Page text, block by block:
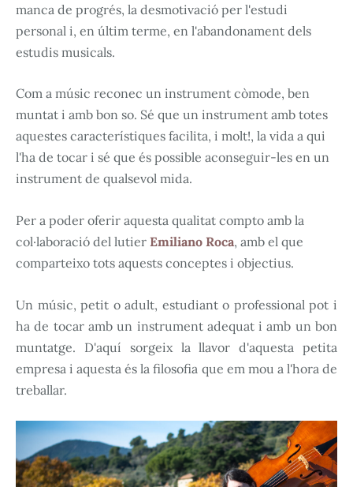
manca de progrés, la desmotivació per l'estudi
personal i, en últim terme, en l'abandonament dels
estudis musicals.
Com a músic reconec un instrument còmode, ben
muntat i amb bon so. Sé que un instrument amb totes
aquestes característiques facilita, i molt!, la vida a qui
l'ha de tocar i sé que és possible aconseguir-les en un
instrument de qualsevol mida.
Per a poder oferir aquesta qualitat compto amb la
col·laboració del lutier Emiliano Roca, amb el que
comparteixo tots aquests conceptes i objectius.
Un músic, petit o adult, estudiant o professional pot i
ha de tocar amb un instrument adequat i amb un bon
muntatge. D'aquí sorgeix la llavor d'aquesta petita
empresa i aquesta és la filosofia que em mou a l'hora de
treballar.